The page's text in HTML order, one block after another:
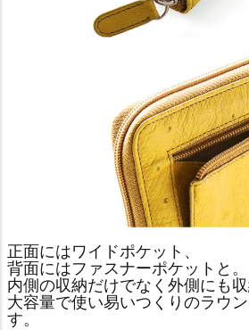
正面にはワイドポケット、
背面にはファスナーポケットと。
内側の収納だけでなく外側にも
大容量で使い易いつくりのラウ
す。